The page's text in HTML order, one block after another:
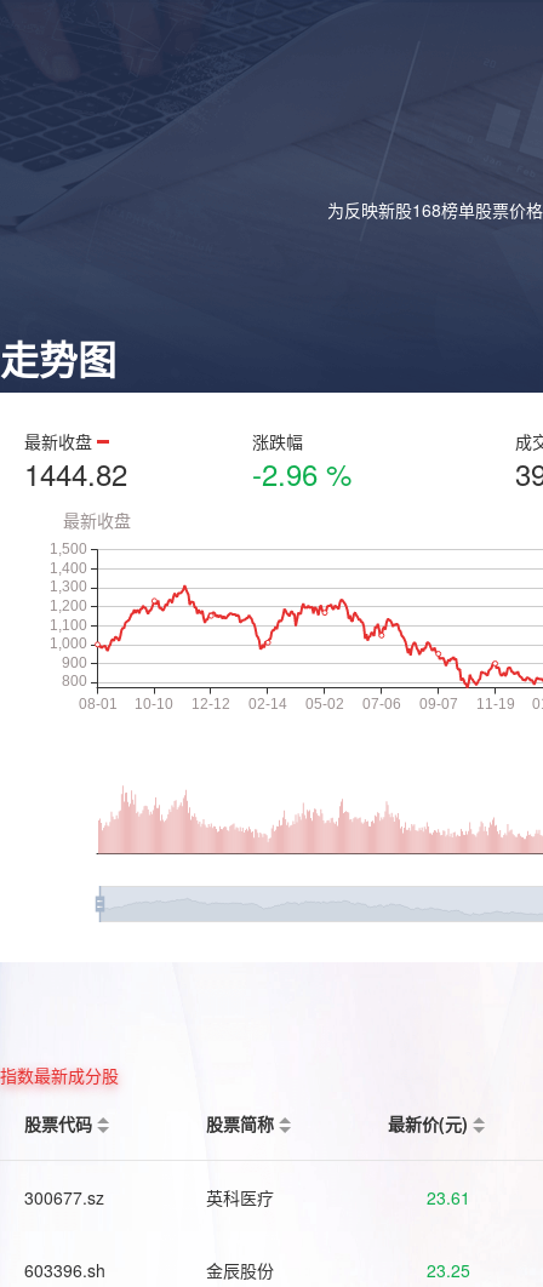
为反映新股168榜单股票价
走势图
最新收盘
1444.82
涨跌幅
-2.96 %
成
指数最新成分股
股票代码
股票简称 最新价(元)
300677.sz 英科医疗 23.61
603396.sh 金辰股份 23.25